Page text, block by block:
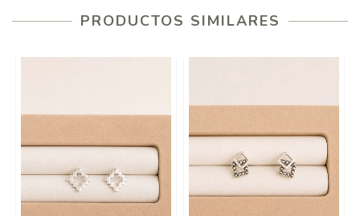
PRODUCTOS SIMILARES